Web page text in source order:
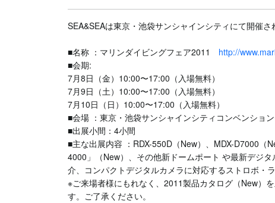
SEA&SEAは東京・池袋サンシャインシティにて開催
■名称 ：マリンダイビングフェア2011 http://
■会期:
7月8日（金）10:00〜17:00（入場無料）
7月9日（土）10:00〜17:00（入場無料）
7月10日（日）10:00〜17:00（入場無料）
■会場 ：東京・池袋サンシャインシティコンベンショ
■出展小間：4小間
■主な出展内容 ：RDX-550D（New）、MDX-D7000（
4000」（New）、その他新ドームポート や最新デジ
介、コンパクトデジタルカメラに対応するストロボ・
※ご来場者様にもれなく、2011製品カタログ（New）
す。ご了承ください。